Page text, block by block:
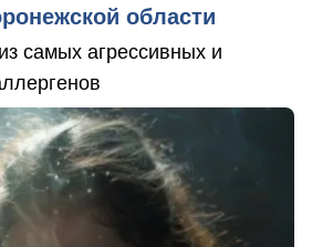
области
самых агрессивных и